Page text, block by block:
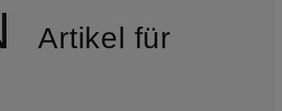
Artikel für